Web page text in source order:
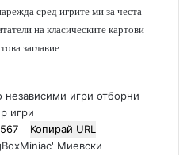
сред игрите ми за честа
на класическите картови
заглавие.
независими игри отборни
игри
Копирай URL